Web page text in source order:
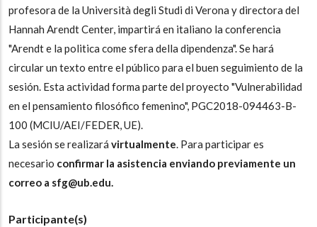
profesora de la Università degli Studi di Verona y directora del
Hannah Arendt Center, impartirá en italiano la conferencia
"Arendt e la politica come sfera della dipendenza". Se hará
circular un texto entre el público para el buen seguimiento de la
sesión. Esta actividad forma parte del proyecto "Vulnerabilidad
en el pensamiento filosófico femenino", PGC2018-094463-B-
100 (MCIU/AEI/FEDER, UE).
La sesión se realizará virtualmente. Para participar es
necesario confirmar la asistencia enviando previamente un
correo a sfg@ub.edu.
Participante(s)